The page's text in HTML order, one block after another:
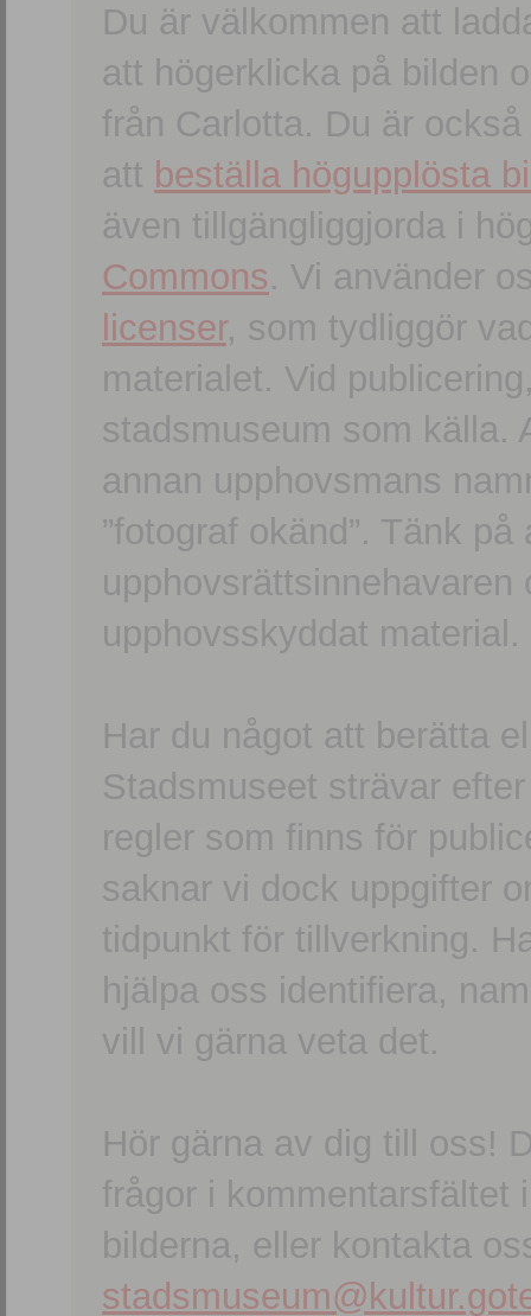
Du är välkommen att
att högerklicka på bilden
från Carlotta. Du är
att beställa högupplösta
även tillgängliggjorda i
Commons. Vi använder
licenser, som tydliggör
materialet. Vid
stadsmuseum som källa.
annan upphovsmans
”fotograf okänd”. Tänk
upphovsskyddat material.
Har du något att berätta
Stadsmuseet strävar
regler som finns för
saknar vi dock uppgifter
tidpunkt för tillverkning.
hjälpa oss identifiera,
vill vi gärna veta det.
Hör gärna av dig till oss!
frågor i kommentarsfältet
bilderna, eller kontakta